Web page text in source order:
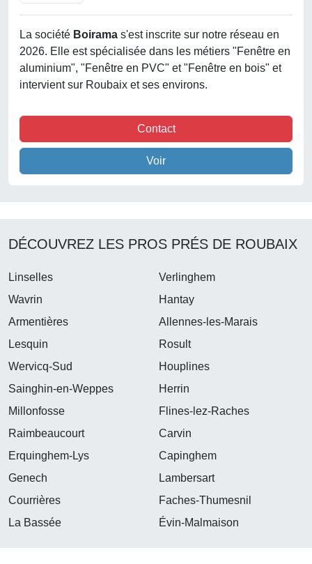
La société Boirama s'est inscrite sur notre réseau en
2026. Elle est spécialisée dans les métiers "Fenêtre en
aluminium", "Fenêtre en PVC" et "Fenêtre en bois" et
intervient sur Roubaix et ses environs.
Contact
Voir
DÉCOUVREZ LES PROS PRÉS DE ROUBAIX
Linselles
Verlinghem
Wavrin
Hantay
Armentières
Allennes-les-Marais
Lesquin
Rosult
Wervicq-Sud
Houplines
Sainghin-en-Weppes
Herrin
Millonfosse
Flines-lez-Raches
Raimbeaucourt
Carvin
Erquinghem-Lys
Capinghem
Genech
Lambersart
Courrières
Faches-Thumesnil
La Bassée
Évin-Malmaison